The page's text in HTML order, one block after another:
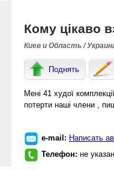
Кому цікаво
Киев и Область /
Поднять
Мені 41 худої
потерти наші члени ,
e-mail: Написать
Телефон: не указан